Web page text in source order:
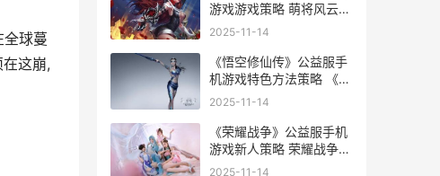
球蔓
这崩,
游戏游戏策略 萌将风云秒
杀
2025-11-14
《悟空修仙传》公益服手
机游戏特色方法策略 《悟
空修仙传》免费观看
2025-11-14
《荣耀战争》公益服手机
游戏新人策略 荣耀战争手
游
2025-11-14